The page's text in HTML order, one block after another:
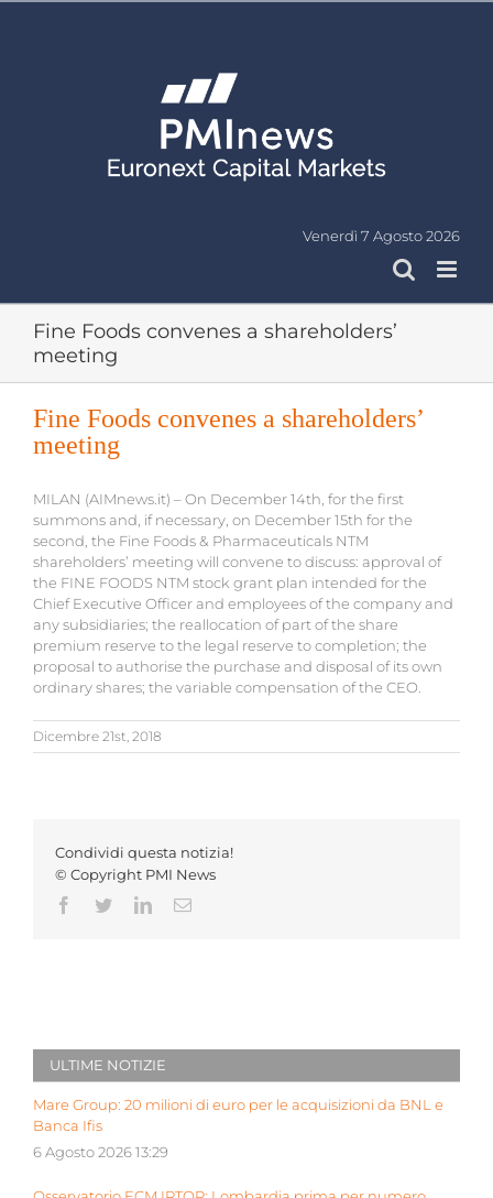
Venerdì 7 Agosto 2026
Fine Foods convenes a shareholders’
meeting
Fine Foods convenes a shareholders’
meeting
MILAN (AIMnews.it) – On December 14th, for the first
summons and, if necessary, on December 15th for the
second, the Fine Foods & Pharmaceuticals NTM
shareholders’ meeting will convene to discuss: approval of
the FINE FOODS NTM stock grant plan intended for the
Chief Executive Officer and employees of the company and
any subsidiaries; the reallocation of part of the share
premium reserve to the legal reserve to completion; the
proposal to authorise the purchase and disposal of its own
ordinary shares; the variable compensation of the CEO.
Dicembre 21st, 2018
Condividi questa notizia!
© Copyright PMI News
Facebook
TwitterLinkedInEmail
ULTIME NOTIZIE
Mare Group: 20 milioni di euro per le acquisizioni da BNL e
Banca Ifis
6 Agosto 2026 13:29